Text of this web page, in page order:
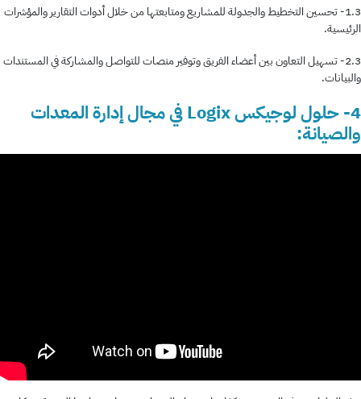
1.3- تحسين التخطيط والجدولة للمشاريع ومتابعتها من خلال أدوات التقارير والمؤشرات
الرئيسية.
2.3- تسهيل التعاون بين أعضاء الفريق وتوفير منصات للتواصل والمشاركة في المستندات
والبيانات.
4- حلول لوجيكس Logix في مجال إدارة المعدات
والصيانة: